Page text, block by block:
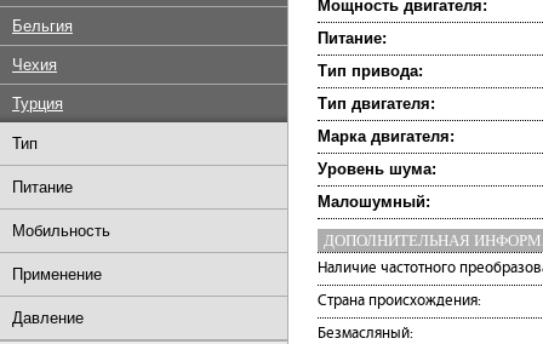
Бельгия
Чехия
Турция
Тип
Питание
Мобильность
Применение
Давление
Мощность двигателя:
Питание:
Тип привода:
Тип двигателя:
Марка двигателя:
Уровень шума:
Малошумный:
ДОПОЛНИТЕЛЬНАЯ
Наличие частотного
Страна происхождения:
Безмасляный: